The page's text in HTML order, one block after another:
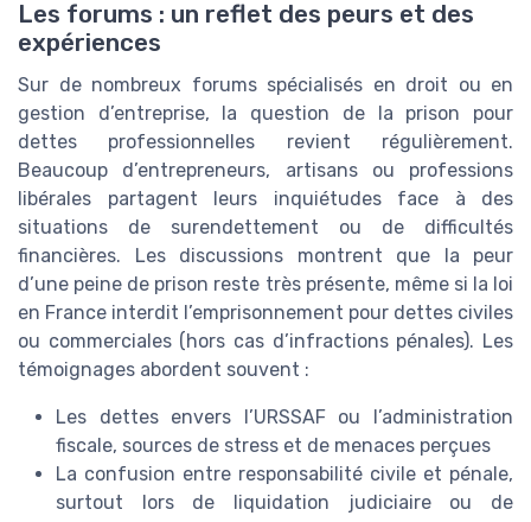
Les forums : un reflet des peurs et des
expériences
Sur de nombreux forums spécialisés en droit ou en
gestion d’entreprise, la question de la prison pour
dettes professionnelles revient régulièrement.
Beaucoup d’entrepreneurs, artisans ou professions
libérales partagent leurs inquiétudes face à des
situations de surendettement ou de difficultés
financières. Les discussions montrent que la peur
d’une peine de prison reste très présente, même si la loi
en France interdit l’emprisonnement pour dettes civiles
ou commerciales (hors cas d’infractions pénales). Les
témoignages abordent souvent :
Les dettes envers l’URSSAF ou l’administration
fiscale, sources de stress et de menaces perçues
La confusion entre responsabilité civile et pénale,
surtout lors de liquidation judiciaire ou de